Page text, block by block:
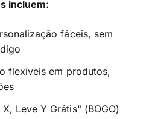
incluem:
fáceis, sem
flexíveis em produtos,
Leve Y Grátis" (BOGO)